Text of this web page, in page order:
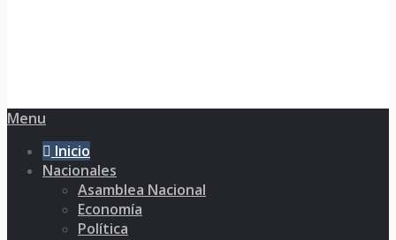
Menu
Inicio
Nacionales
Asamblea Nacional
Economía
Política